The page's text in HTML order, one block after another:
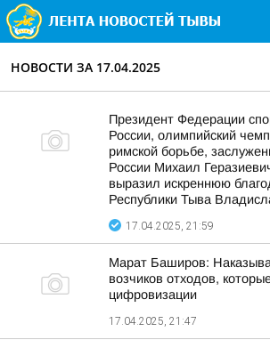
НОВОСТИ ЗА 17.04.2025
Президент Федерации
России, олимпийский
римской борьбе,
России Михаил
выразил искреннюю
Республики Тыва
17.04.2025, 21:59
Марат Баширов:
возчиков отходов,
цифровизации
17.04.2025, 21:47